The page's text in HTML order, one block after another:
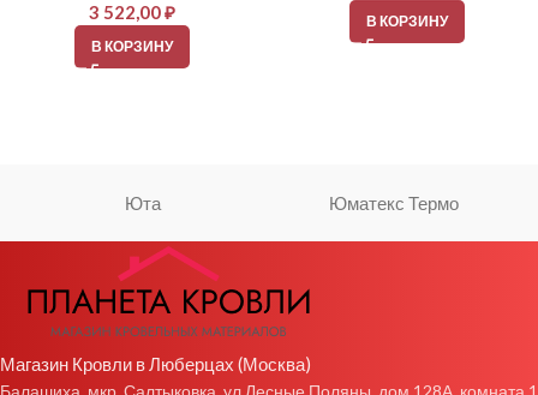
3 522,00₽
В КОРЗИНУ
В КОРЗИНУ
Юта Юматекс Термо
Магазин Кровли в Люберцах (Москва)